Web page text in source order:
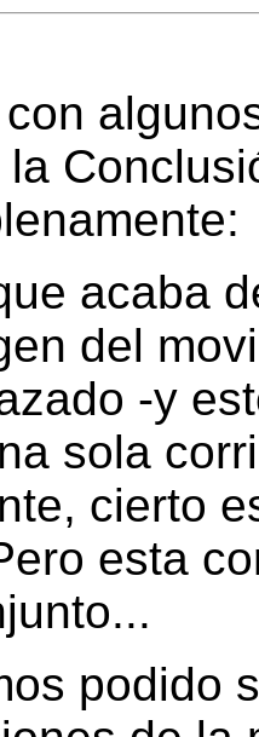
acaba
del
-y
sola
cierto
esta
podido